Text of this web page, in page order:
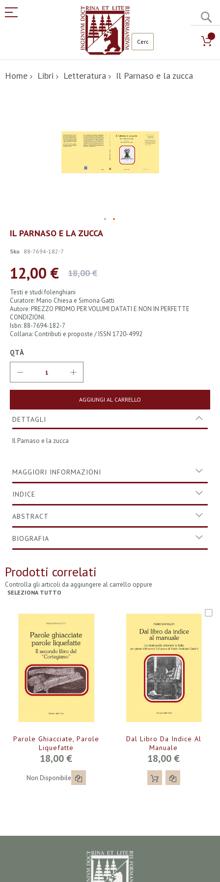
al
contenuto
Home Libri Letteratura Il Parnaso e la zucca
Vai
all'inizio
galleria
immagini
IL PARNASO E LA ZUCCA
Sku 88-7694-182-7
12,00 € 18,00 €
Testi e studi folenghiani
Curatore: Mario Chiesa e Simona Gatti
Autore: PREZZO PROMO PER VOLUMI DATATI E NON IN PERFETTE
CONDIZIONI.
Isbn: 88-7694-182-7
Collana: Contributi e proposte / ISSN 1720-4992
QTÀ
AGGIUNGI AL CARRELLO
DETTAGLI
Il Parnaso e la zucca
MAGGIORI INFORMAZIONI
INDICE
ABSTRACT
BIOGRAFIA
Prodotti correlati
Controlla gli articoli da aggiungere al carrello oppure
SELEZIONA TUTTO
Parole Ghiacciate, Parole
Liquefatte
18,00 €
Non Disponibile
Dal Libro Da Indice Al
Manuale
18,00 €